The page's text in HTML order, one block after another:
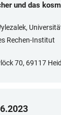
und das
Rechen-Institut
70, 69117
6.2023